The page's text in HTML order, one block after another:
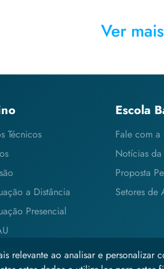
Ver
Técnicos
a Distância
Presencial
Escola
Fale com a
Notícias da
Proposta
Setores de
relevante ao analisar e